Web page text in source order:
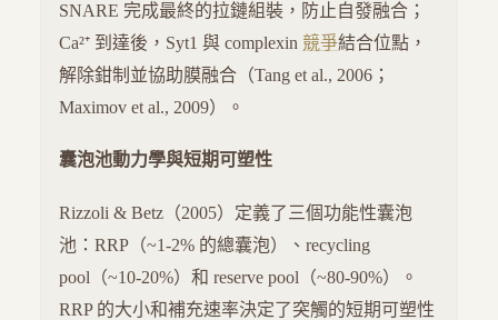
SNARE 完成最終的拉鏈組裝，防止自發融合；
Ca²⁺ 到達後，Syt1 與 complexin 競爭結合位點，
解除鉗制並協助膜融合（Tang et al., 2006；
Maximov et al., 2009）。
囊泡池動力學與短期可塑性
Rizzoli & Betz（2005）定義了三個功能性囊泡
池：RRP（~1-2% 的總囊泡）、recycling
pool（~10-20%）和 reserve pool（~80-90%）。
RRP 的大小和補充速率決定了突觸的短期可塑性